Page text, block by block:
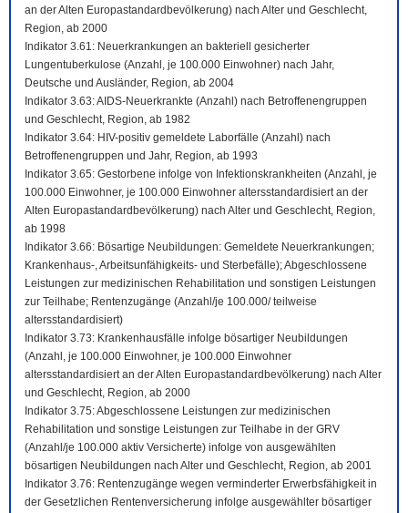
an der Alten Europastandardbevölkerung) nach Alter und Geschlecht,
Region, ab 2000
Indikator 3.61: Neuerkrankungen an bakteriell gesicherter
Lungentuberkulose (Anzahl, je 100.000 Einwohner) nach Jahr,
Deutsche und Ausländer, Region, ab 2004
Indikator 3.63: AIDS-Neuerkrankte (Anzahl) nach Betroffenengruppen
und Geschlecht, Region, ab 1982
Indikator 3.64: HIV-positiv gemeldete Laborfälle (Anzahl) nach
Betroffenengruppen und Jahr, Region, ab 1993
Indikator 3.65: Gestorbene infolge von Infektionskrankheiten (Anzahl, je
100.000 Einwohner, je 100.000 Einwohner altersstandardisiert an der
Alten Europastandardbevölkerung) nach Alter und Geschlecht, Region,
ab 1998
Indikator 3.66: Bösartige Neubildungen: Gemeldete Neuerkrankungen;
Krankenhaus-, Arbeitsunfähigkeits- und Sterbefälle); Abgeschlossene
Leistungen zur medizinischen Rehabilitation und sonstigen Leistungen
zur Teilhabe; Rentenzugänge (Anzahl/je 100.000/ teilweise
altersstandardisiert)
Indikator 3.73: Krankenhausfälle infolge bösartiger Neubildungen
(Anzahl, je 100.000 Einwohner, je 100.000 Einwohner
altersstandardisiert an der Alten Europastandardbevölkerung) nach Alter
und Geschlecht, Region, ab 2000
Indikator 3.75: Abgeschlossene Leistungen zur medizinischen
Rehabilitation und sonstige Leistungen zur Teilhabe in der GRV
(Anzahl/je 100.000 aktiv Versicherte) infolge von ausgewählten
bösartigen Neubildungen nach Alter und Geschlecht, Region, ab 2001
Indikator 3.76: Rentenzugänge wegen verminderter Erwerbsfähigkeit in
der Gesetzlichen Rentenversicherung infolge ausgewählter bösartiger